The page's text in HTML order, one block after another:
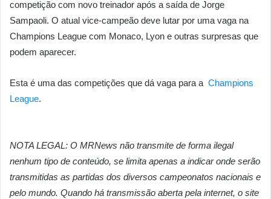
competição com novo treinador após a saída de Jorge
Sampaoli. O atual vice-campeão deve lutar por uma vaga na
Champions League com Monaco, Lyon e outras surpresas que
podem aparecer.
Esta é uma das competições que dá vaga para a Champions
League.
NOTA LEGAL: O MRNews não transmite de forma ilegal
nenhum tipo de conteúdo, se limita apenas a indicar onde serão
transmitidas as partidas dos diversos campeonatos nacionais e
pelo mundo. Quando há transmissão aberta pela internet, o site